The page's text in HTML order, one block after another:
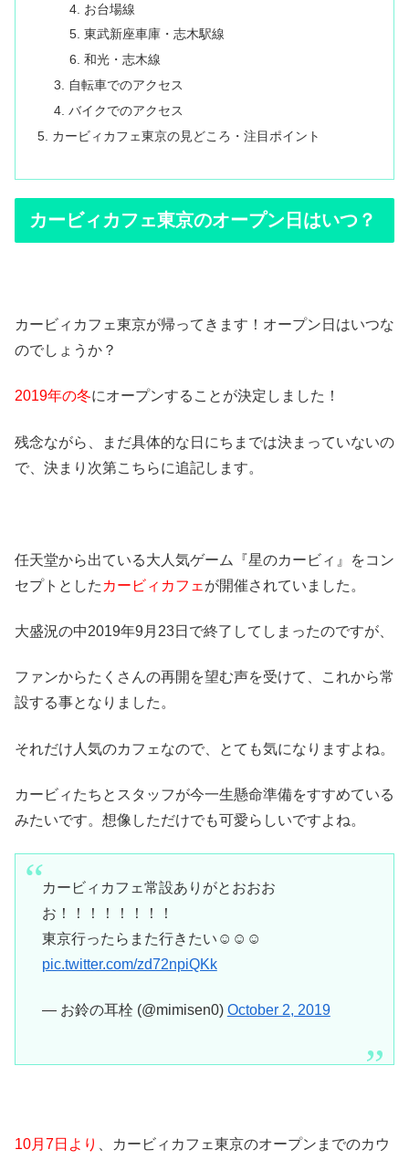
お台場線
東武新座車庫・志木駅線
和光・志木線
自転車でのアクセス
バイクでのアクセス
カービィカフェ東京の見どころ・注目ポイント
カービィカフェ東京のオープン日はいつ？
カービィカフェ東京が帰ってきます！オープン日はいつな
のでしょうか？
2019年の冬にオープンすることが決定しました！
残念ながら、まだ具体的な日にちまでは決まっていないの
で、決まり次第こちらに追記します。
任天堂から出ている大人気ゲーム『星のカービィ』をコン
セプトとした カービィカフェ が開催されていました。
大盛況の中2019年9月23日で終了してしまったのですが、
ファンからたくさんの再開を望む声を受けて、これから常
設する事となりました。
それだけ人気のカフェなので、とても気になりますよね。
カービィたちとスタッフが今一生懸命準備をすすめている
みたいです。想像しただけでも可愛らしいですよね。
カービィカフェ常設ありがとおおお
お！！！！！！！！
東京行ったらまた行きたい☺️☺️☺️
pic.twitter.com/zd72npiQKk
— お鈴の耳栓 (@mimisen0) October 2, 2019
10月7日より 、カービィカフェ東京のオープンまでのカウ